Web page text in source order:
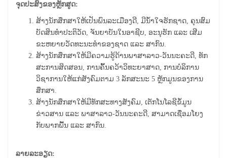
ຈຸດປະສົງຂອງຫຼັກສູດ:
ສ້າງນັກສຶກສາໃຫ້ເປັນພົນລະເມືອງດີ, ມີນໍ້າໃຈຮັກຊາດ, ຄຸນສົມ
ບັດສິນທຳປະຕິວັດ, ຈັນຍາບັນໃນອາຊີບ, ອະນຸຮັກ ແລະ ເສີມ
ຂະຫຍາຍວັດທະນະທໍາຂອງຊາດ ແລະ ສາກົນ.
ສ້າງນັກສຶກສາໃຫ້ມີຄວາມຮູ້ດ້ານພາສາລາວ-ວັນນະຄະດີ, ທັກ
ສະການສິດສອນ​, ການຄົ້້ນຄວ້າວິ​ທະ​ຍາ​ສາດ, ​ການ​ບໍ​ລິ​ການ​
ວິຊາ​ການ​ໃຫ້​ແກ່​ສັງ​ຄົມຕາມ​ 3 ​ລັກສະ​ນະ​ 5 ຫຼັກ​ມູນ​ຂອງ​ການ​
ສຶກ​ສາ.
ສ້າງນັກສຶກສາໃຫ້ມີທັກສະທາງສັງຄົມ, ເຕັກໂນໂລຊີຂໍ້ມູນ
ຂ່າວສານ ແລະ ພາສາລາວ-ວັນນະຄະດີ, ສາມາດເຊື່ອມໂຍງ
ກັບພາກພື້ນ ແລະ ສາກົນ.
ລາຍລະອຽດ: